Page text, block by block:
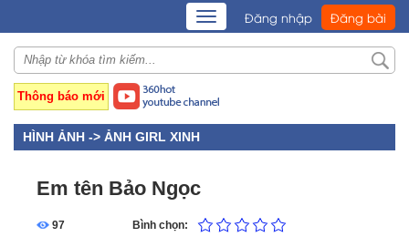
TOGGLE
NAVIGATION
Đăng nhập Đăng bài
Thông báo mới
HÌNH ẢNH -> ẢNH GIRL XINH
Em tên Bảo Ngọc
97 Bình chọn: